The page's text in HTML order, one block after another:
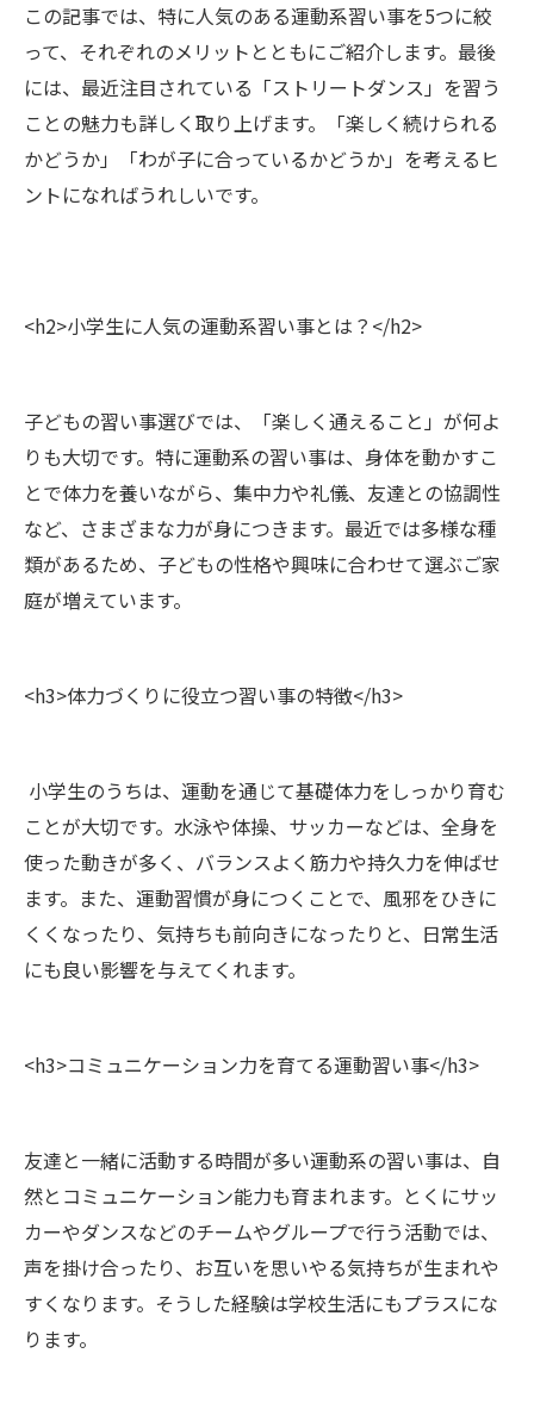
この記事では、特に人気のある運動系習い事を5つに絞
って、それぞれのメリットとともにご紹介します。最後
には、最近注目されている「ストリートダンス」を習う
ことの魅力も詳しく取り上げます。「楽しく続けられる
かどうか」「わが子に合っているかどうか」を考えるヒ
ントになればうれしいです。
<h2>小学生に人気の運動系習い事とは？</h2>
子どもの習い事選びでは、「楽しく通えること」が何よ
りも大切です。特に運動系の習い事は、身体を動かすこ
とで体力を養いながら、集中力や礼儀、友達との協調性
など、さまざまな力が身につきます。最近では多様な種
類があるため、子どもの性格や興味に合わせて選ぶご家
庭が増えています。
<h3>体力づくりに役立つ習い事の特徴</h3>
小学生のうちは、運動を通じて基礎体力をしっかり育む
ことが大切です。水泳や体操、サッカーなどは、全身を
使った動きが多く、バランスよく筋力や持久力を伸ばせ
ます。また、運動習慣が身につくことで、風邪をひきに
くくなったり、気持ちも前向きになったりと、日常生活
にも良い影響を与えてくれます。
<h3>コミュニケーション力を育てる運動習い事</h3>
友達と一緒に活動する時間が多い運動系の習い事は、自
然とコミュニケーション能力も育まれます。とくにサッ
カーやダンスなどのチームやグループで行う活動では、
声を掛け合ったり、お互いを思いやる気持ちが生まれや
すくなります。そうした経験は学校生活にもプラスにな
ります。